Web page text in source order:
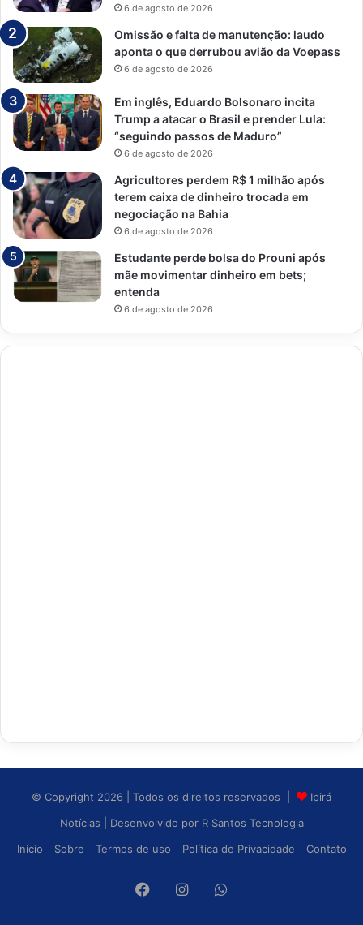
6 de agosto de 2026
Omissão e falta de manutenção: laudo
aponta o que derrubou avião da Voepass
6 de agosto de 2026
Em inglês, Eduardo Bolsonaro incita
Trump a atacar o Brasil e prender Lula:
“seguindo passos de Maduro”
6 de agosto de 2026
Agricultores perdem R$ 1 milhão após
terem caixa de dinheiro trocada em
negociação na Bahia
6 de agosto de 2026
Estudante perde bolsa do Prouni após
mãe movimentar dinheiro em bets;
entenda
6 de agosto de 2026
© Copyright 2026 | Todos os direitos reservados |
Ipirá
Notícias
| Desenvolvido por R Santos Tecnologia
Início
Sobre Termos de uso Política de Privacidade Contato
FacebookInstagramWhatsApp